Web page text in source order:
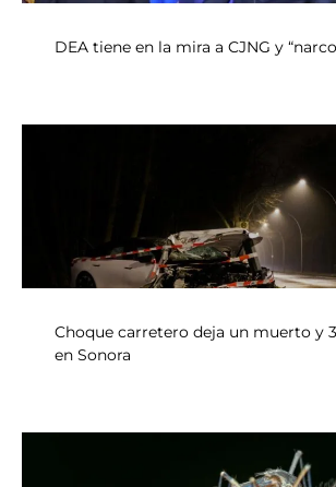
DEA tiene en la mira a CJNG y
Choque carretero deja un muerto y
en Sonora